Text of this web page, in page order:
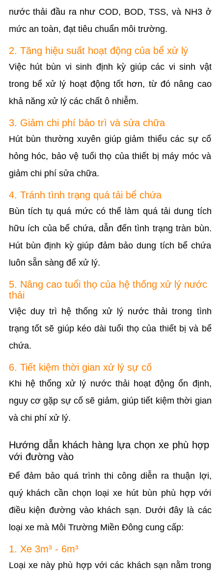
nước thải đầu ra như COD, BOD, TSS, và NH3 ở
mức an toàn, đạt tiêu chuẩn môi trường.
2. Tăng hiệu suất hoạt động của bể xử lý
Việc hút bùn vi sinh định kỳ giúp các vi sinh vật
trong bể xử lý hoạt động tốt hơn, từ đó nâng cao
khả năng xử lý các chất ô nhiễm.
3. Giảm chi phí bảo trì và sửa chữa
Hút bùn thường xuyên giúp giảm thiểu các sự cố
hỏng hóc, bảo vệ tuổi thọ của thiết bị máy móc và
giảm chi phí sửa chữa.
4. Tránh tình trạng quá tải bể chứa
Bùn tích tụ quá mức có thể làm quá tải dung tích
hữu ích của bể chứa, dẫn đến tình trạng tràn bùn.
Hút bùn định kỳ giúp đảm bảo dung tích bể chứa
luôn sẵn sàng để xử lý.
5. Nâng cao tuổi thọ của hệ thống xử lý nước
thải
Việc duy trì hệ thống xử lý nước thải trong tình
trạng tốt sẽ giúp kéo dài tuổi thọ của thiết bị và bể
chứa.
6. Tiết kiệm thời gian xử lý sự cố
Khi hệ thống xử lý nước thải hoạt động ổn định,
nguy cơ gặp sự cố sẽ giảm, giúp tiết kiệm thời gian
và chi phí xử lý.
Hướng dẫn khách hàng lựa chọn xe phù hợp
với đường vào
Để đảm bảo quá trình thi công diễn ra thuận lợi,
quý khách cần chọn loại xe hút bùn phù hợp với
điều kiện đường vào khách sạn. Dưới đây là các
loại xe mà Môi Trường Miền Đông cung cấp:
1. Xe 3m³ - 6m³
Loại xe này phù hợp với các khách sạn nằm trong